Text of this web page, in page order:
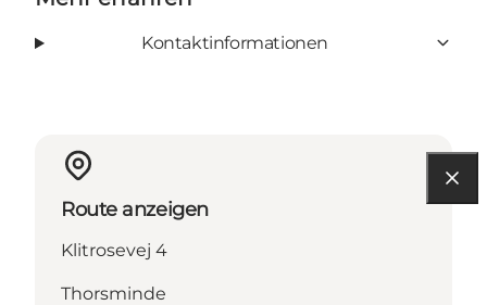
Kontaktinformationen
Route anzeigen
Klitrosevej 4
Thorsminde